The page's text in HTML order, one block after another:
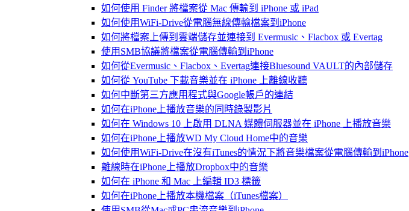
如何使用 Finder 將檔案從 Mac 傳輸到 iPhone 或 iPad
如何使用WiFi-Drive從電腦無線傳輸檔案到iPhone
如何將檔案上傳到雲端儲存並連接到 Evermusic、Flacbox 或 Evertag
使用SMB協議將檔案從電腦傳輸到iPhone
如何從Evermusic、Flacbox、Evertag連接Bluesound VAULT的內部儲存
如何從 YouTube 下載音樂並在 iPhone 上離線收聽
如何中斷第三方應用程式與Google帳戶的連結
如何在iPhone上播放音樂的同時錄製影片
如何在 Windows 10 上啟用 DLNA 媒體伺服器並在 iPhone 上播放音樂
如何在iPhone上播放WD My Cloud Home中的音樂
如何使用WiFi-Drive在沒有iTunes的情況下將音樂檔案從電腦傳輸到iPhone
離線時在iPhone上播放Dropbox中的音樂
如何在 iPhone 和 Mac 上編輯 ID3 標籤
如何在iPhone上播放本機檔案（iTunes檔案）